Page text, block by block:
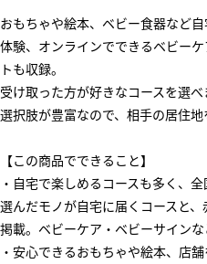
おもちゃや絵本、ベビー食器など
体験、オンラインでできるベビー
トも収録。
受け取った方が好きなコースを選べ
選択肢が豊富なので、相手の居住地
【この商品でできること】
・自宅で楽しめるコースも多く、
選んだモノが自宅に届くコースと
掲載。ベビーケア・ベビーサイン
・安心できるおもちゃや絵本、店